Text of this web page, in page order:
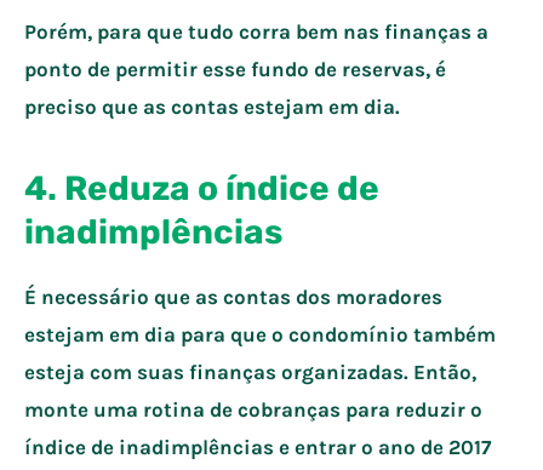
Porém, para que tudo corra bem nas finanças a
ponto de permitir esse fundo de reservas, é
preciso que as contas estejam em dia.
4. Reduza o índice de
inadimplências
É necessário que as contas dos moradores
estejam em dia para que o condomínio também
esteja com suas finanças organizadas. Então,
monte uma rotina de cobranças para reduzir o
índice de inadimplências e entrar o ano de 2017